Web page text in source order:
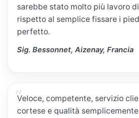
sarebbe stato molto più lavoro
rispetto al semplice fissare i
perfetto.
Sig. Bessonnet, Aizenay, Francia
Veloce, competente, servizio
cortese e qualità